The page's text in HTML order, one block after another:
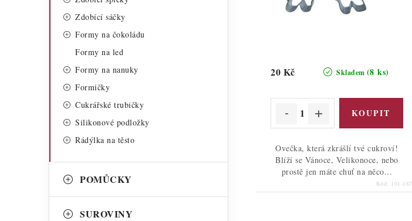
Zdobící sáčky
Formy na čokoládu
Formy na led
Formy na nanuky
Formičky
Cukrářské trubičky
Silikonové podložky
Rádýlka na těsto
POMŮCKY
SUROVINY
u
t
ů
Skladem (8 ks)
20 Kč
Ovečka, která zkrášlí tvé cukroví!
Blíží se Vánoce, Velikonoce, nebo
prostě jen máte chuť na něco...
Kód: 101-187